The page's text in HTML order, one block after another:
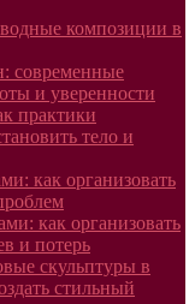
композиции в
современные
и уверенности
практики
тело и
как организовать
как организовать
и потерь
скульптуры в
стильный